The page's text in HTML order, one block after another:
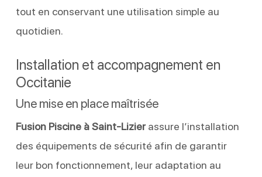
tout en conservant une utilisation simple au
quotidien.
Installation et accompagnement en
Occitanie
Une mise en place maîtrisée
Fusion Piscine à Saint-Lizierassure l’installation
des équipements de sécurité afin de garantir
leur bon fonctionnement, leur adaptation au